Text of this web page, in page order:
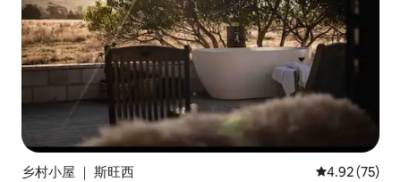
乡村小屋 ｜ 斯旺西 平均评分
4.92 (75)